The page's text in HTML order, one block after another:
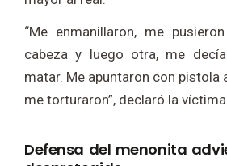
“Me enmanillaron, me
cabeza y luego otra, me
matar. Me apuntaron con pistola
me torturaron”, declaró la
Defensa del menonita